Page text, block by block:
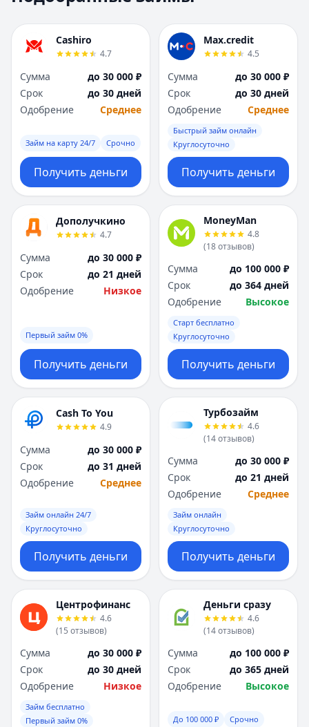
Н
Набережные Челны
Новокузнецк
Новосибирск
О
Омск
Оренбург
П
Пенза
Пермь
Ростов-на-Дону
Рязань
Самара
Санкт-Петербург
Севастополь
Сочи
Сургут
Т
Тверь
Тольятти
Томск
Тула
Тюмень
Ульяновск
Уфа
Х
Хабаровск
Ч
Чебоксары
Челябинск
Чита
Я
Вся Россия
Н
Набережные
Новокузнецк
Новосибирск
О
Омск
Оренбург
П
Пенза
Пермь
Ростов-на-Дону
Рязань
Самара
Санкт-Петербург
Севастополь
Сочи
Сургут
Т
Тверь
Тольятти
Томск
Тула
Тюмень
Ульяновск
Уфа
Х
Хабаровск
Ч
Чебоксары
Челябинск
Чита
Я
Вся Россия
Cashiro
4.7
Сумма
до 30 000 ₽
Срок
до 30 дней
Одобрение
Среднее
Займ на карту 24/7 Срочно
Получить деньги
Max.credit
4.5
Сумма
до 30 000 ₽
Срок
до 30 дней
Одобрение
Среднее
Быстрый займ онлайн
Круглосуточно
Получить деньги
Дополучкино
4.7
Сумма
до 30 000 ₽
Срок
до 21 дней
Одобрение
Низкое
Первый займ 0%
Получить деньги
MoneyMan
4.8
(18отзывов)
Сумма
до 100 000 ₽
Срок
до 364 дней
Одобрение
Высокое
Старт бесплатно
Круглосуточно
Получить деньги
Cash To You
4.9
Сумма
до 30 000 ₽
Срок
до 31 дней
Одобрение
Среднее
Займ онлайн 24/7
Круглосуточно
Получить деньги
Турбозайм
4.6
(14отзывов)
Сумма
до 30 000 ₽
Срок
до 21 дней
Одобрение
Среднее
Займ онлайн
Круглосуточно
Получить деньги
Центрофинанс
4.6
(15 отзывов)
Сумма
до 30 000 ₽
Срок
до 30 дней
Одобрение
Низкое
Займ бесплатно
Первый займ 0%
Деньги сразу
4.6
(14отзывов)
Сумма
до 100 000 ₽
Срок
до 365 дней
Одобрение
Высокое
До 100 000 ₽ Срочно